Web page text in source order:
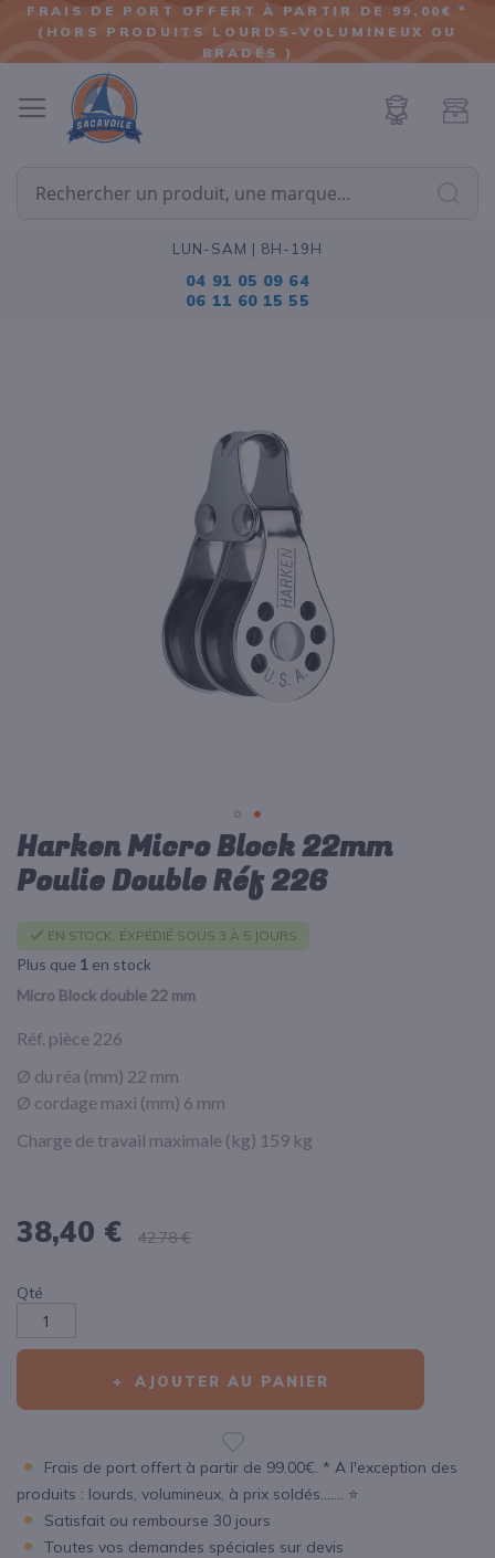
ALLER
AU
FRAIS DE PORT OFFERT À PARTIR DE 99,00€ *
(HORS PRODUITS LOURDS-VOLUMINEUX OU
BRADÉS )
LUN-SAM | 8H-19H
04 91 05 09 64
06 11 60 15 55
Passer
au
début
la
Galerie
d’images
Harken Micro Block 22mm
Poulie Double Réf 226
EN STOCK. ÉXPÉDIÉ SOUS 3 À 5 JOURS.
Plus que 1 en stock
Micro Block double 22 mm
Réf. pièce 226
Ø du réa (mm) 22 mm
Ø cordage maxi (mm) 6 mm
Charge de travail maximale (kg) 159 kg
38,40 € 42,78 €
Qté
AJOUTER AU PANIER
Frais de port offert à partir de 99.00€. * A l'exception des
produits : lourds, volumineux, à prix soldés....... ⭐
Satisfait ou rembourse 30 jours
Toutes vos demandes spéciales sur devis